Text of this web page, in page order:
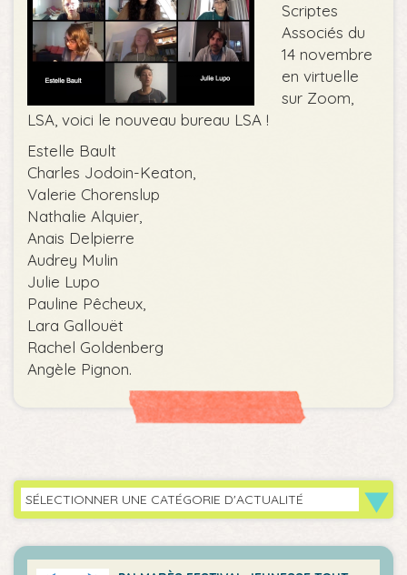
Scriptes
Associés du
14 novembre
en virtuelle
sur Zoom,
LSA, voici le nouveau bureau LSA !
Estelle Bault
Charles Jodoin-Keaton,
Valerie Chorenslup
Nathalie Alquier,
Anais Delpierre
Audrey Mulin
Julie Lupo
Pauline Pêcheux,
Lara Gallouët
Rachel Goldenberg
Angèle Pignon.
SÉLECTIONNER UNE CATÉGORIE D'ACTUALITÉ